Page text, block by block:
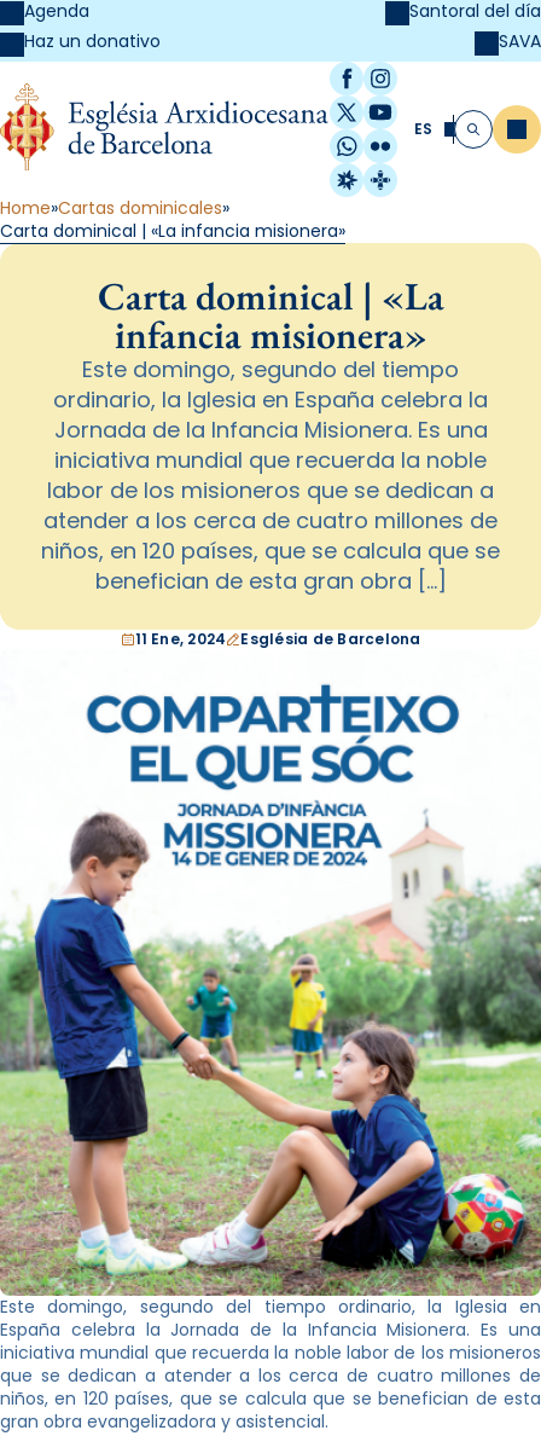
Agenda
Haz un donativo
Santoral del día
SAVA
Facebook
Instagram
X / Twitter
YouTube
WhatsApp
Flickr
Radio Estel
Catalunya
ES Buscar
Home Cartas dominicales
Carta dominical | «La infancia misionera»
Carta dominical | «La
infancia misionera»
Este domingo, segundo del tiempo
ordinario, la Iglesia en España celebra la
Jornada de la Infancia Misionera. Es una
iniciativa mundial que recuerda la noble
labor de los misioneros que se dedican a
atender a los cerca de cuatro millones de
niños, en 120 países, que se calcula que se
benefician de esta gran obra […]
11 Ene, 2024 Església de Barcelona
Este domingo, segundo del tiempo ordinario, la Iglesia en
España celebra la Jornada de la Infancia Misionera. Es una
iniciativa mundial que recuerda la noble labor de los misioneros
que se dedican a atender a los cerca de cuatro millones de
niños, en 120 países, que se calcula que se benefician de esta
gran obra evangelizadora y asistencial.